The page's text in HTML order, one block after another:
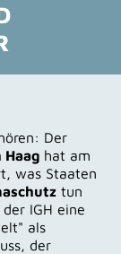
Der
hat am
was Staaten
tun
IGH eine
als
der